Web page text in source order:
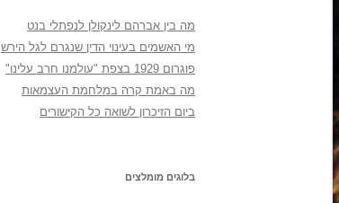
מה בין אברהם לינקולן לנפתלי בנט
מי האשמים בעינוי הדין שנגרם לגל הירש
פוגרום 1929 בצפת "עולמנו חרב עלינו"
מה באמת קרה במלחמת העצמאות
ביום הזיכרון לשואה כל הקישורים
בלוגים מומלצים